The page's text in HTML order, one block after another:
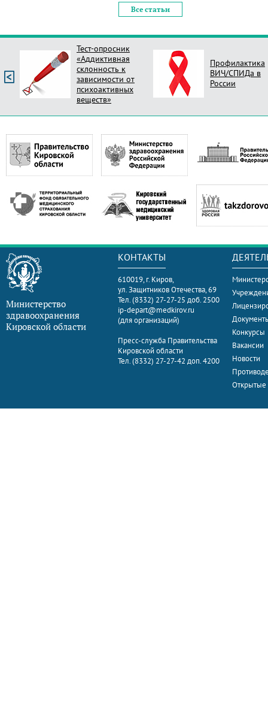
Все статьи
Тест-опросник
«Аддиктивная
склонность к
зависимости от
психоактивных
веществ»
Профилактика
ВИЧ/СПИДа в
России
Министерство
здравоохранения
Кировской области
КОНТАКТЫ
610019, г. Киров,
ул. Защитников Отечества, 69
Тел. (8332) 27-27-25 доб. 2500
ip-depart@medkirov.ru
(для организаций)
Пресс-служба Правительства
Кировской области
Тел. (8332) 27-27-42 доп. 4200
Конкурсы
Вакансии
Новости